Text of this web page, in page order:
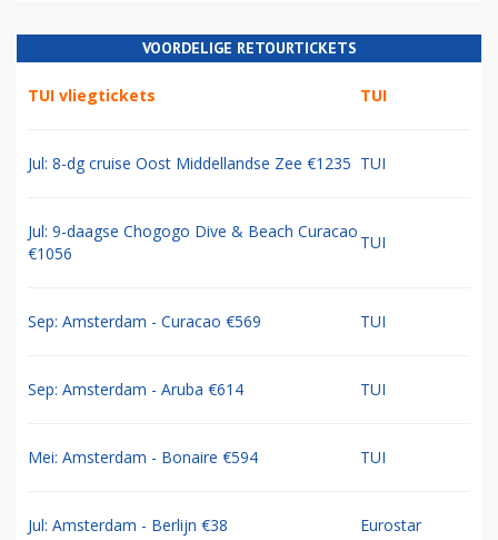
VOORDELIGE RETOURTICKETS
TUI vliegtickets TUI
Jul: 8-dg cruise Oost Middellandse Zee €1235 TUI
Jul: 9-daagse Chogogo Dive & Beach Curacao
€1056
TUI
Sep: Amsterdam - Curacao €569 TUI
Sep: Amsterdam - Aruba €614 TUI
Mei: Amsterdam - Bonaire €594 TUI
Jul: Amsterdam - Berlijn €38 Eurostar